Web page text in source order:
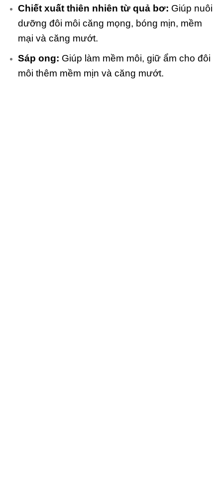
Chiết xuất thiên nhiên từ quả bơ: Giúp nuôi
dưỡng đôi môi căng mọng, bóng mịn, mềm
mại và căng mướt.
Sáp ong: Giúp làm mềm môi, giữ ẩm cho đôi
môi thêm mềm mịn và căng mướt.